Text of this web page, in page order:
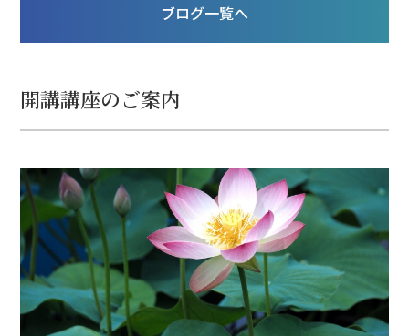
大阪での対面鑑定も再開しています。さて、
ブログ一覧へ
開講講座のご案内